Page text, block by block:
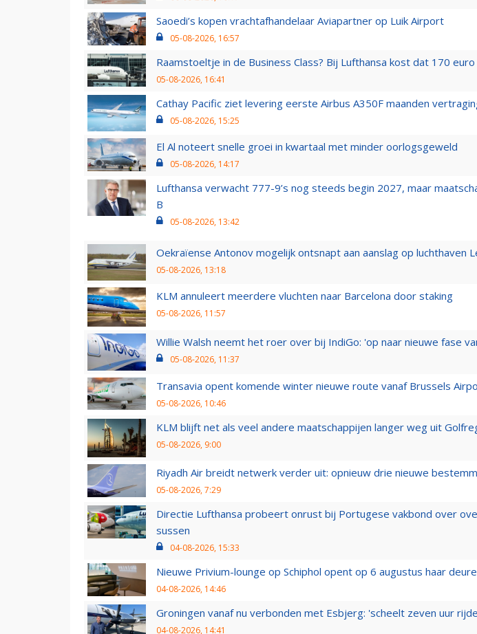
Saoedi’s kopen vrachtafhandelaar Aviapartner op Luik Airport
05-08-2026, 16:57
Raamstoeltje in de Business Class? Bij Lufthansa kost dat 170
05-08-2026, 16:41
Cathay Pacific ziet levering eerste Airbus A350F maanden
05-08-2026, 15:25
El Al noteert snelle groei in kwartaal met minder oorlogsgeweld
05-08-2026, 14:17
Lufthansa verwacht 777-9’s nog steeds begin 2027, maar
B
05-08-2026, 13:42
Oekraïense Antonov mogelijk ontsnapt aan aanslag op luchthaven
05-08-2026, 13:18
KLM annuleert meerdere vluchten naar Barcelona door staking
05-08-2026, 11:57
Willie Walsh neemt het roer over bij IndiGo: 'op naar nieuwe fase
05-08-2026, 11:37
Transavia opent komende winter nieuwe route vanaf Brussels
05-08-2026, 10:46
KLM blijft net als veel andere maatschappijen langer weg uit
05-08-2026, 9:00
Riyadh Air breidt netwerk verder uit: opnieuw drie nieuwe
05-08-2026, 7:29
Directie Lufthansa probeert onrust bij Portugese vakbond over
sussen
04-08-2026, 15:33
Nieuwe Privium-lounge op Schiphol opent op 6 augustus haar
04-08-2026, 14:46
Groningen vanaf nu verbonden met Esbjerg: 'scheelt zeven uur
04-08-2026, 14:41